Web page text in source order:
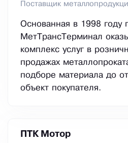
Поставщик
Основанная в 1998 году
МетТрансТерминал
комплекс услуг в
продажах
подборе материала до
объект покупателя.
ПТК Мотор